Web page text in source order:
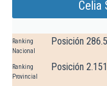
Celia
Ranking
Nacional
Posición
Ranking
Provincial
Posición